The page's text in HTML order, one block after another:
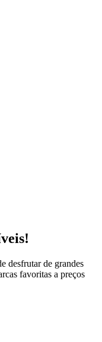
desfrutar de grandes
favoritas a preços